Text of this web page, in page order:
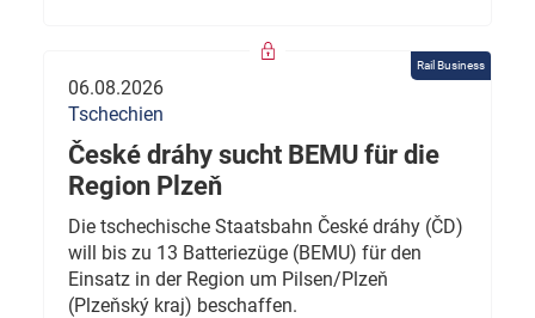
Rail Business
06.08.2026
Tschechien
České dráhy sucht BEMU für die
Region Plzeň
Die tschechische Staatsbahn České dráhy (ČD)
will bis zu 13 Batteriezüge (BEMU) für den
Einsatz in der Region um Pilsen/Plzeň
(Plzeňský kraj) beschaffen.